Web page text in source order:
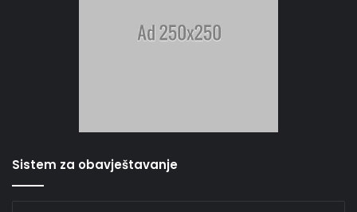
Sistem za obavještavanje